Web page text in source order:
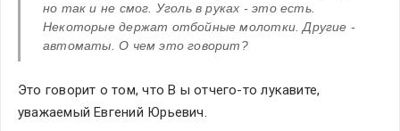
но так и не смог. Уголь в руках - это есть.
Некоторые держат отбойные молотки. Другие -
автоматы. О чем это говорит?
Это говорит о том, что В ы отчего-то лукавите,
уважаемый Евгений Юрьевич.